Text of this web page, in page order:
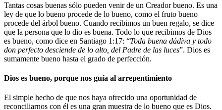
Tantas cosas buenas sólo pueden venir de un Creador bueno. Es una
ley de que lo bueno procede de lo bueno, como el fruto bueno
procede del árbol bueno. Cuando recibimos un buen regalo, se dice
que la persona que lo dio es buena. Todo lo que recibimos de Dios
es bueno, como dice en Santiago 1:17: “Toda buena dádiva y todo
don perfecto desciende de lo alto, del Padre de las luces”. Dios es
sumamente bueno hasta el grado de perfección.
Dios es bueno, porque nos guía al arrepentimiento
El simple hecho de que nos haya ofrecido una oportunidad de
reconciliarnos con él es una gran muestra de lo bueno que es Dios.